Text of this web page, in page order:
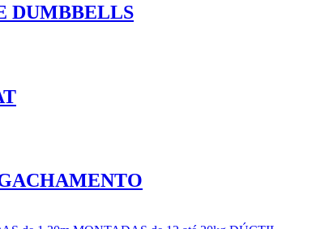
DUMBBELLS